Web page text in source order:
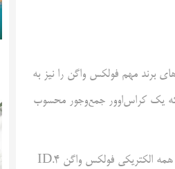
برند مهم فولکس واگن را نیز به
که یک کراس‌اوور جمع‌وجور محسوب
ماموت ماشین علاوه بر فولکس واگن تی راک، محصولی دیگر از برند آلمانی را نیز به بازار ایران خواهد آورد که خودروی همه الکتریکی فولکس واگن ID.4